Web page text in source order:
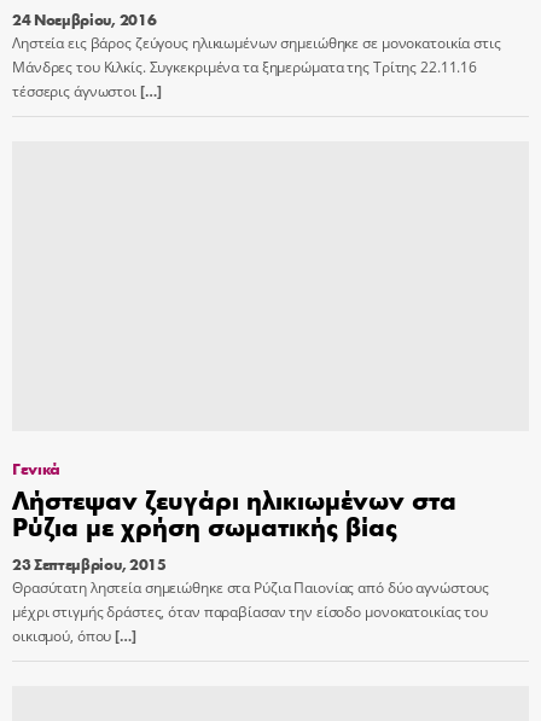
24 Νοεμβρίου, 2016
Ληστεία εις βάρος ζεύγους ηλικιωμένων σημειώθηκε σε μονοκατοικία στις
Μάνδρες του Κιλκίς. Συγκεκριμένα τα ξημερώματα της Τρίτης 22.11.16
τέσσερις άγνωστοι[…]
Γενικά
Λήστεψαν ζευγάρι ηλικιωμένων στα
Ρύζια με χρήση σωματικής βίας
23 Σεπτεμβρίου, 2015
Θρασύτατη ληστεία σημειώθηκε στα Ρύζια Παιονίας από δύο αγνώστους
μέχρι στιγμής δράστες, όταν παραβίασαν την είσοδο μονοκατοικίας του
οικισμού, όπου[…]